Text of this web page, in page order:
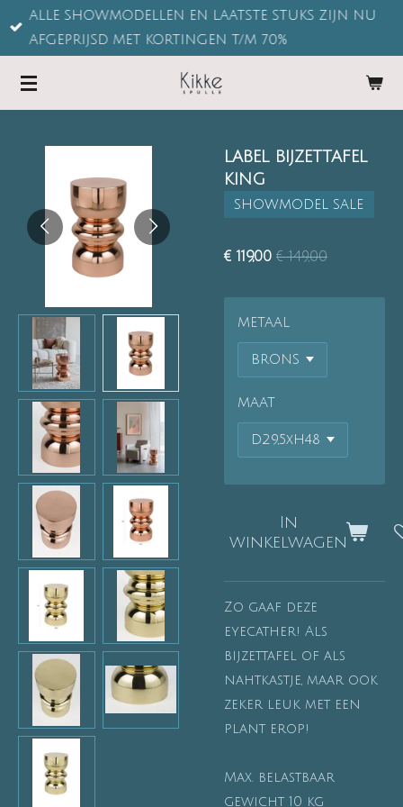
Ga
direct
de
ALLE SHOWMODELLEN EN LAATSTE STUKS ZIJN NU
AFGEPRIJSD MET KORTINGEN T/M 70%
LABEL BIJZETTAFEL
KING
SHOWMODEL SALE
€ 119,00 € 149,00
METAAL
MAAT
In
winkelwagen
Zo gaaf deze
eyecather! Als
bijzettafel of als
nahtkastje, maar ook
zeker leuk met een
plant erop!
Max. belastbaar
gewicht 10 kg